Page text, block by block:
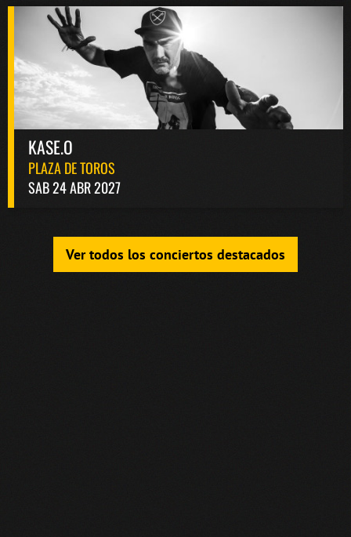
KASE.O
PLAZA DE TOROS
SAB 24 ABR 2027
Ver todos los conciertos destacados